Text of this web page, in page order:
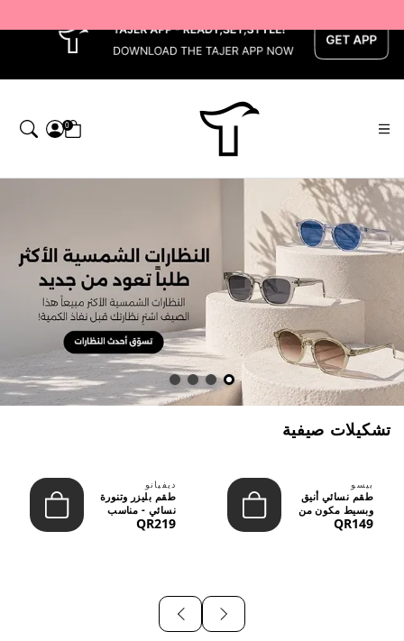
0
تاجر — Home page default h1 desc
تشكيلات صيفية
بيسو
طقم نسائي أنيق
وبسيط مكون من
قطعتين - تصميم
QR149
ديفيانو
طقم بليزر وتنورة
نسائي - مناسب
للعمل الرسمي
QR219